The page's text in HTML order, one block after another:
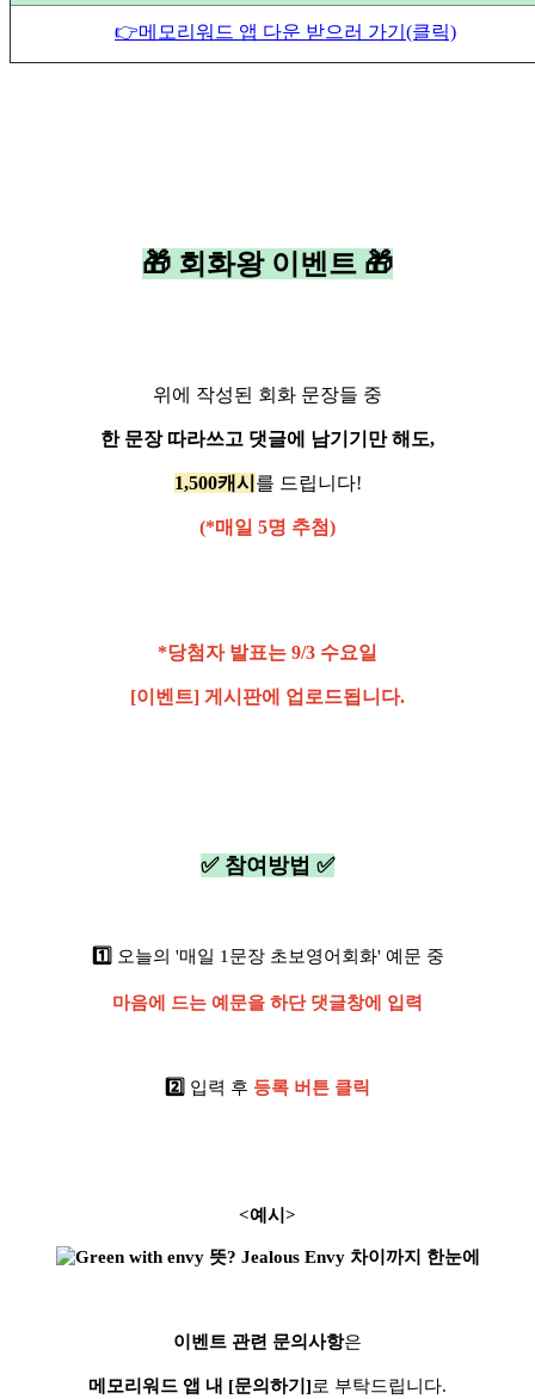
👉메모리워드 앱 다운 받으러 가기(클릭)
🎁 회화왕 이벤트 🎁
위에 작성된 회화 문장들 중
한 문장 따라쓰고 댓글에 남기기만 해도,
1,500캐시 를 드립니다!
(*매일 5명 추첨)
*당첨자 발표는 9/3 수요일
[이벤트] 게시판에 업로드됩니다.
✅ 참여방법 ✅
1️⃣ 오늘의 '매일 1문장 초보영어회화' 예문 중
마음에 드는 예문을 하단 댓글창에 입력
2️⃣ 입력 후 등록 버튼 클릭
<예시>
이벤트 관련 문의사항은
메모리워드 앱 내 [문의하기]로 부탁드립니다.